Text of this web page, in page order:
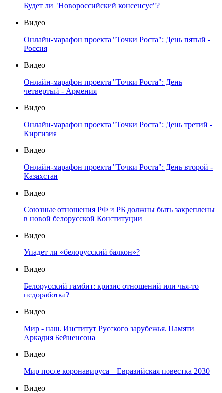
Будет ли "Новороссийский консенсус"?
Видео
Онлайн-марафон проекта "Точки Роста": День пятый -
Россия
Видео
Онлайн-марафон проекта "Точки Роста": День
четвертый - Армения
Видео
Онлайн-марафон проекта "Точки Роста": День третий -
Киргизия
Видео
Онлайн-марафон проекта "Точки Роста": День второй -
Казахстан
Видео
Союзные отношения РФ и РБ должны быть закреплены
в новой белорусской Конституции
Видео
Упадет ли «белорусский балкон»?
Видео
Белорусский гамбит: кризис отношений или чья-то
недоработка?
Видео
Мир - наш. Институт Русского зарубежья. Памяти
Аркадия Бейненсона
Видео
Мир после коронавируса – Евразийская повестка 2030
Видео